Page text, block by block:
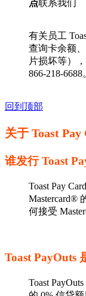
点联系我们
有关员工
查询卡余额
片损坏等）
866-218-6688
回到顶部
关于 Toast
谁发行 Toast
Toast Pay
Mastercard®
何接受
Toast PayOuts
Toast